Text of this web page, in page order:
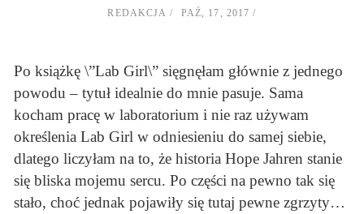
REDAKCJA PAŹ, 17, 2017
Po książkę \”Lab Girl\” sięgnęłam głównie z jednego
powodu – tytuł idealnie do mnie pasuje. Sama
kocham pracę w laboratorium i nie raz używam
określenia Lab Girl w odniesieniu do samej siebie,
dlatego liczyłam na to, że historia Hope Jahren stanie
się bliska mojemu sercu. Po części na pewno tak się
stało, choć jednak pojawiły się tutaj pewne zgrzyty…